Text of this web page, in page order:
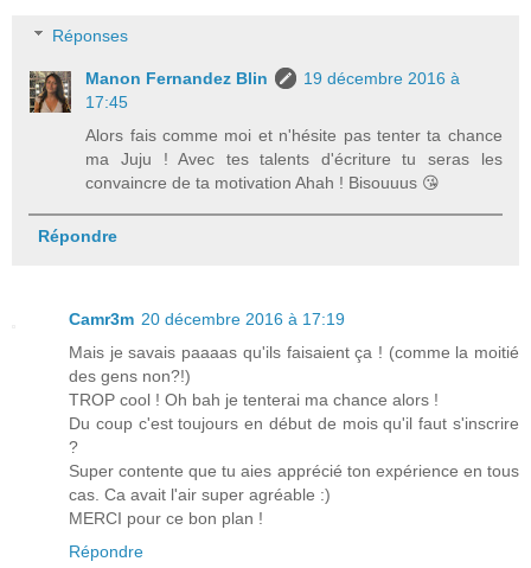
Réponses
Manon Fernandez Blin
19 décembre 2016 à
17:45
Alors fais comme moi et n'hésite pas tenter ta chance
ma Juju ! Avec tes talents d'écriture tu seras les
convaincre de ta motivation Ahah ! Bisouuus 😘
Répondre
Camr3m 20 décembre 2016 à 17:19
Mais je savais paaaas qu'ils faisaient ça ! (comme la moitié
des gens non?!)
TROP cool ! Oh bah je tenterai ma chance alors !
Du coup c'est toujours en début de mois qu'il faut s'inscrire
?
Super contente que tu aies apprécié ton expérience en tous
cas. Ca avait l'air super agréable :)
MERCI pour ce bon plan !
Répondre